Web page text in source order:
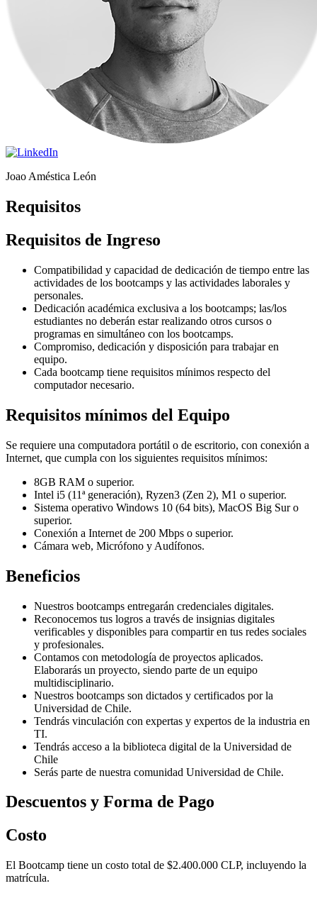
Joao Améstica León
Requisitos
Requisitos de Ingreso
Compatibilidad y capacidad de dedicación de tiempo entre las
actividades de los bootcamps y las actividades laborales y
personales.
Dedicación académica exclusiva a los bootcamps; las/los
estudiantes no deberán estar realizando otros cursos o
programas en simultáneo con los bootcamps.
Compromiso, dedicación y disposición para trabajar en
equipo.
Cada bootcamp tiene requisitos mínimos respecto del
computador necesario.
Requisitos mínimos del Equipo
Se requiere una computadora portátil o de escritorio, con conexión a
Internet, que cumpla con los siguientes requisitos mínimos:
8GB RAM o superior.
Intel i5 (11ª generación), Ryzen3 (Zen 2), M1 o superior.
Sistema operativo Windows 10 (64 bits), MacOS Big Sur o
superior.
Conexión a Internet de 200 Mbps o superior.
Cámara web, Micrófono y Audífonos.
Beneficios
Nuestros bootcamps entregarán credenciales digitales.
Reconocemos tus logros a través de insignias digitales
verificables y disponibles para compartir en tus redes sociales
y profesionales.
Contamos con metodología de proyectos aplicados.
Elaborarás un proyecto, siendo parte de un equipo
multidisciplinario.
Nuestros bootcamps son dictados y certificados por la
Universidad de Chile.
Tendrás vinculación con expertas y expertos de la industria en
TI.
Tendrás acceso a la biblioteca digital de la Universidad de
Chile
Serás parte de nuestra comunidad Universidad de Chile.
Descuentos y Forma de Pago
Costo
El Bootcamp tiene un costo total de $2.400.000 CLP, incluyendo la
matrícula.